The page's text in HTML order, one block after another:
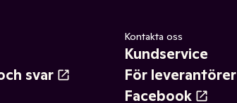
svar
Kontakta oss
Kundservice
För leverantörer
Facebook